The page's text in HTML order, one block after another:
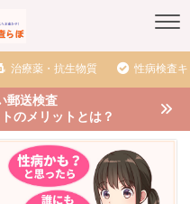
治療薬・抗生物質 性病検査
郵送検査
のメリットとは？